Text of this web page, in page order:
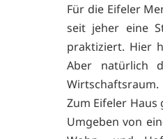
Für die Eifeler
seit jeher eine
praktiziert. Hier
Aber natürlich
Wirtschaftsraum.
Zum Eifeler Haus
Umgeben von